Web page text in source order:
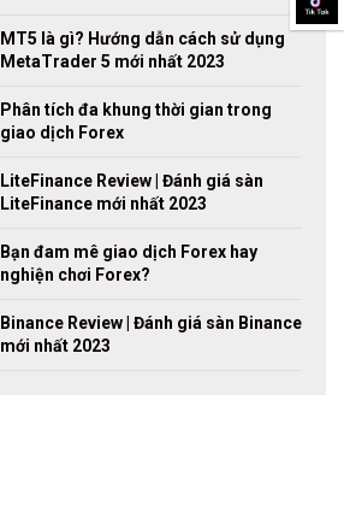
MT5 là gì? Hướng dẫn cách sử dụng
MetaTrader 5 mới nhất 2023
Phân tích đa khung thời gian trong
giao dịch Forex
LiteFinance Review | Đánh giá sàn
LiteFinance mới nhất 2023
Bạn đam mê giao dịch Forex hay
nghiện chơi Forex?
Binance Review | Đánh giá sàn Binance
mới nhất 2023